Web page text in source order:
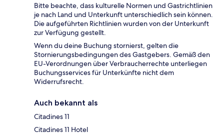
Bitte beachte, dass kulturelle Normen und Gastrichtlinien
je nach Land und Unterkunft unterschiedlich sein können.
Die aufgeführten Richtlinien wurden von der Unterkunft
zur Verfügung gestellt.
Wenn du deine Buchung stornierst, gelten die
Stornierungsbedingungen des Gastgebers. Gemäß den
EU-Verordnungen über Verbraucherrechte unterliegen
Buchungsservices für Unterkünfte nicht dem
Widerrufsrecht.
Auch bekannt als
Citadines 11
Citadines 11 Hotel